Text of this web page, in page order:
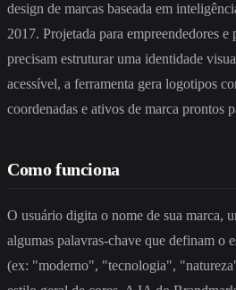
design de marcas baseada em
2017. Projetada para empreendedores e
precisam estruturar uma identidade
acessível, a ferramenta gera logotipos
coordenadas e ativos de marca prontos
Como funciona
O usuário digita o nome de sua marca,
algumas palavras-chave que definam o
(ex: "moderno", "tecnologia",